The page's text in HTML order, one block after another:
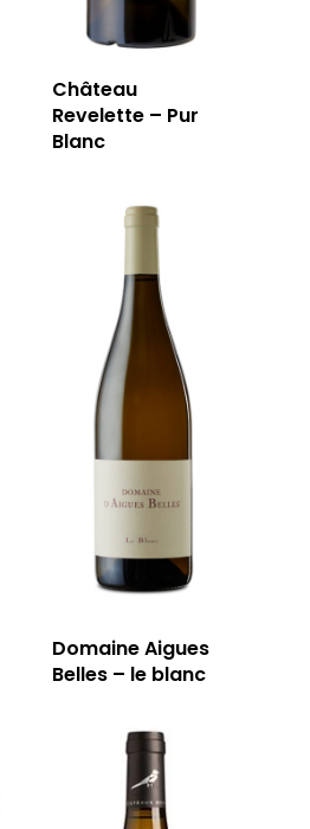
Château
Revelette – Pur
Blanc
Domaine Aigues
Belles – le blanc
LA CAVE
APERÇU DE NOTRE
LA TOURNÉE DU